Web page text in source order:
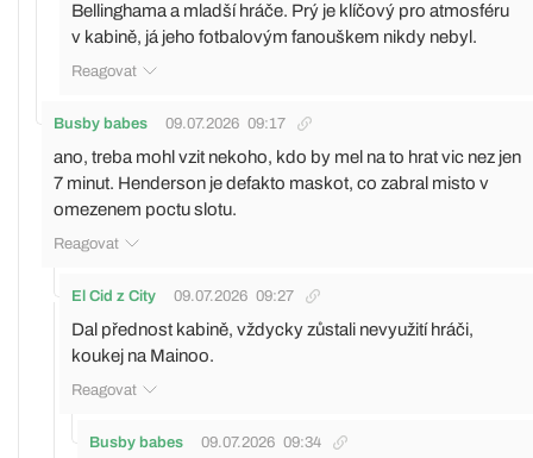
Bellinghama a mladší hráče. Prý je klíčový pro atmosféru
v kabině, já jeho fotbalovým fanouškem nikdy nebyl.
Reagovat
Busby babes 09.07.2026 09:17
ano, treba mohl vzit nekoho, kdo by mel na to hrat vic nez jen
7 minut. Henderson je defakto maskot, co zabral misto v
omezenem poctu slotu.
Reagovat
El Cid z City 09.07.2026 09:27
Dal přednost kabině, vždycky zůstali nevyužití hráči,
koukej na Mainoo.
Reagovat
Busby babes 09.07.2026 09:34